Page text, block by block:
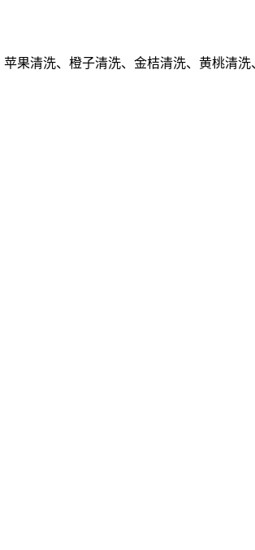
果清洗、橙子清洗、金桔清洗、黄桃清